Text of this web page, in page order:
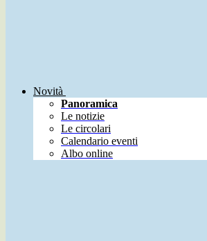
Novità
Panoramica
Le notizie
Le circolari
Calendario eventi
Albo online